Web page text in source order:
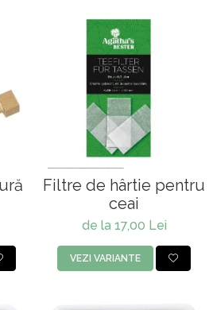
Filtre de hârtie pentru
ceai
de la 17,00 Lei
VEZI VARIANTE